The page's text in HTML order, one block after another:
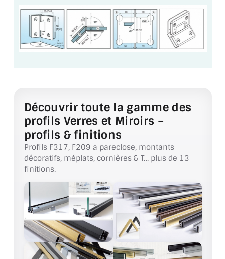
PAROI DE DOUCHE
VERRE FEUILLETÉ
VERRE FEUILLETÉ/TREMPÉ
DALLE DE SOL EN VERRE
PORTE EN VERRE
GARDE CORPS EN VERRE
VERRIÈRE TYPE ATELIER
VERRES TEXTURÉS
PLEXIGLAS PMMA
Découvrir toute la gamme des
profils Verres et Miroirs –
profils & finitions
Profils F317, F209 a pareclose, montants
décoratifs, méplats, cornières & T… plus de 13
finitions.